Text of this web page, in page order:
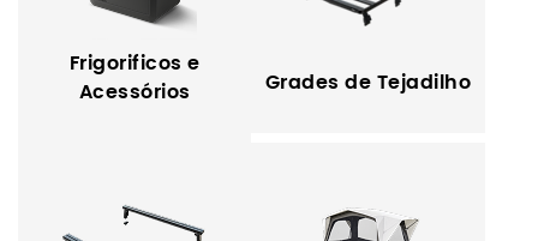
Frigorificos e
Acessórios
Grades de Tejadilho